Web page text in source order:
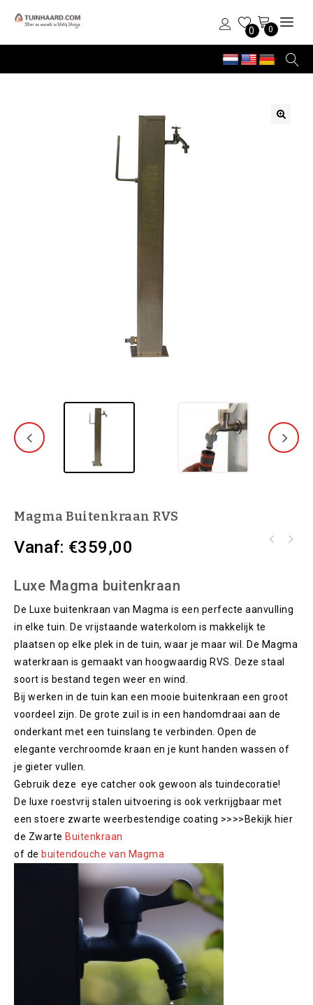
0 0
Magma Buitenkraan RVS
Vanaf: €359,00
Luxe Magma buitenkraan
De Luxe buitenkraan van Magma is een perfecte aanvulling
in elke tuin. De vrijstaande waterkolom is makkelijk te
plaatsen op elke plek in de tuin, waar je maar wil. De Magma
waterkraan is gemaakt van hoogwaardig RVS. Deze staal
soort is bestand tegen weer en wind.
Bij werken in de tuin kan een mooie buitenkraan een groot
voordeel zijn. De grote zuil is in een handomdraai aan de
onderkant met een tuinslang te verbinden. Open de
elegante verchroomde kraan en je kunt handen wassen of
je gieter vullen.
Gebruik deze eye catcher ook gewoon als tuindecoratie!
De luxe roestvrij stalen uitvoering is ook verkrijgbaar met
een stoere zwarte weerbestendige coating >>>>Bekijk hier
de Zwarte Buitenkraan
of de buitendouche van Magma